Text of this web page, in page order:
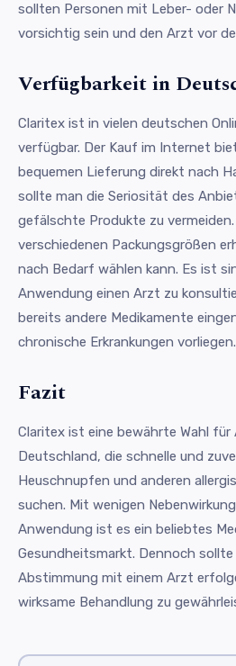
sollten Personen mit Leber- oder
vorsichtig sein und den Arzt vor
Verfügbarkeit in
Claritex ist in vielen deutschen
verfügbar. Der Kauf im Internet
bequemen Lieferung direkt nach
sollte man die Seriosität des
gefälschte Produkte zu
verschiedenen Packungsgrößen
nach Bedarf wählen kann. Es ist
Anwendung einen Arzt zu
bereits andere Medikamente
chronische Erkrankungen vorliegen.
Fazit
Claritex ist eine bewährte Wahl für
Deutschland, die schnelle und
Heuschnupfen und anderen
suchen. Mit wenigen
Anwendung ist es ein beliebtes
Gesundheitsmarkt. Dennoch
Abstimmung mit einem Arzt
wirksame Behandlung zu